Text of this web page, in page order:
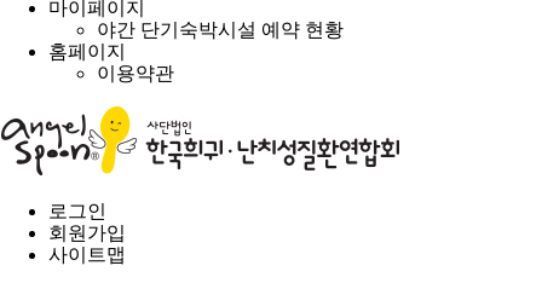
마이페이지
야간 단기숙박시설 예약 현황
홈페이지
이용약관
로그인
회원가입
사이트맵